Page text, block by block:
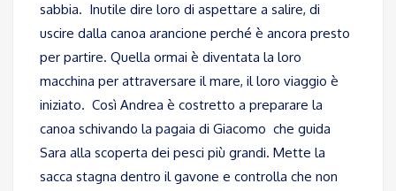
sabbia. Inutile dire loro di aspettare a salire, di
uscire dalla canoa arancione perché è ancora presto
per partire. Quella ormai è diventata la loro
macchina per attraversare il mare, il loro viaggio è
iniziato. Così Andrea è costretto a preparare la
canoa schivando la pagaia di Giacomo che guida
Sara alla scoperta dei pesci più grandi. Mette la
sacca stagna dentro il gavone e controlla che non